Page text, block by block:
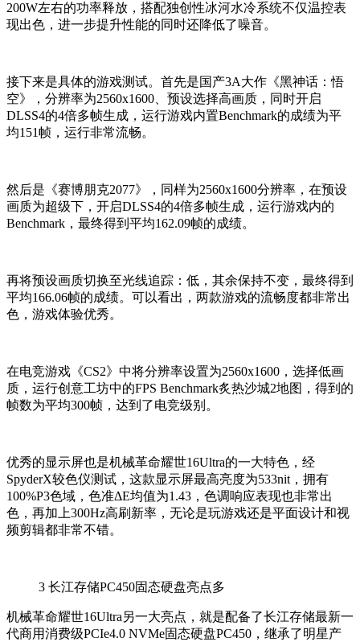
200W左右的功率释放，搭配独创性冰河水冷系统不仅温控表
现出色，进一步提升性能的同时还降低了噪音。
接下来是具体的游戏测试。首先是国产3A大作《黑神话：悟
空》，分辨率为2560x1600、预设选择高画质，同时开启
DLSS4的4倍多帧生成，运行游戏内置Benchmark的成绩为平
均151帧，运行非常流畅。
然后是《赛博朋克2077》，同样为2560x1600分辨率，在预设
画质为超级下，开启DLSS4的4倍多帧生成，运行游戏内的
Benchmark，最终得到平均162.09帧的成绩。
再将预设画质切换至光线追踪：低，其余保持不变，最终得到
平均166.06帧的成绩。可以看出，两款游戏的流畅度都非常出
色，游戏体验优秀。
在电竞游戏《CS2》中将分辨率设置为2560x1600，选择低画
质，运行创意工坊中的FPS Benchmark炙热沙城2地图，得到的
帧数为平均300帧，达到了电竞级别。
优秀的显示屏也是机械革命耀世16Ultra的一大特色，经
SpyderX较色仪测试，这款显示屏最高亮度为533nit，拥有
100%P3色域，色准ΔE均值为1.43，色调响应表现也非常出
色，再加上300Hz高刷新率，无论是玩游戏还是平面设计和视
频剪辑都非常不错。
3 长江存储PC450固态硬盘亮点多
机械革命耀世16Ultra另一大亮点，就是配备了长江存储最新一
代商用消费级PCIe4.0 NVMe固态硬盘PC450，继承了明星产